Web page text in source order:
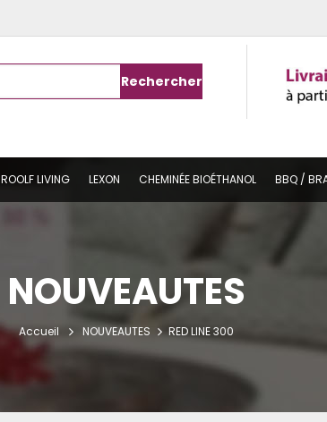
Rechercher
ROOLF LIVING LEXON CHEMINÉE BIOÉTHANOL BBQ /
NOUVEAUTES
Accueil NOUVEAUTES RED LINE 300